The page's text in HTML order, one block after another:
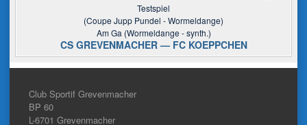
Testspiel
(Coupe Jupp Pundel - Wormeldange)
Am Ga (Wormeldange - synth.)
CS GREVENMACHER — FC KOEPPCHEN
Club Sportif Grevenmacher
BP 60
L-6701 Grevenmacher